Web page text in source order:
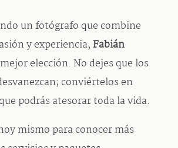
un fotógrafo que combine
y experiencia,Fabián
elección. No dejes que los
conviértelos en
podrás atesorar toda la vida.
mismo para conocer más